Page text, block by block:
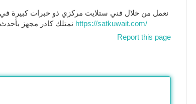
نعمل من خلال فني ستلايت مركزي ذو خبرات كبيرة في
https://satkuwait.com/
Report this page